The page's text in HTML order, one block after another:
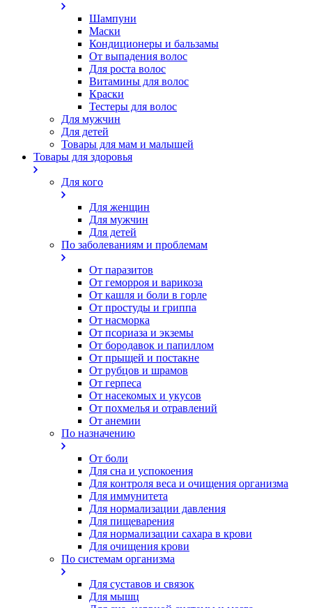
Шампуни
Маски
Кондиционеры и бальзамы
От выпадения волос
Для роста волос
Витамины для волос
Краски
Тестеры для волос
Для мужчин
Для детей
Товары для мам и малышей
Товары для здоровья
Для кого
Для женщин
Для мужчин
Для детей
По заболеваниям и проблемам
От паразитов
Oт геморроя и варикоза
От кашля и боли в горле
От простуды и гриппа
От насморка
Oт псориаза и экземы
От бородавок и папиллом
От прыщей и постакне
От рубцов и шрамов
От герпеса
От насекомых и укусов
От похмелья и отравлений
От анемии
По назначению
От боли
Для сна и успокоения
Для контроля веса и очищения организма
Для иммунитета
Для нормализации давления
Для пищеварения
Для нормализации сахара в крови
Для очищения крови
По системам организма
Для суставов и связок
Для мышц